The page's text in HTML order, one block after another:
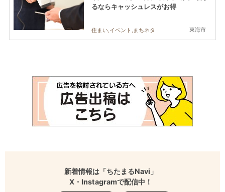
東海市
るならキャッシュレスがお得
住まい,イベント,まちネタ
新着情報は「ちたまるNavi」
X・Instagramで配信中！